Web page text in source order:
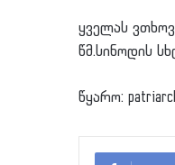
ყველას
წმ.სინოდის
წყარო: